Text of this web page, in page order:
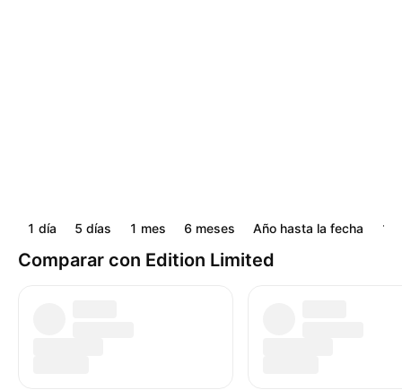
1 día 5 días 1 mes 6 meses Año hasta la fecha 1
Comparar con Edition Limited